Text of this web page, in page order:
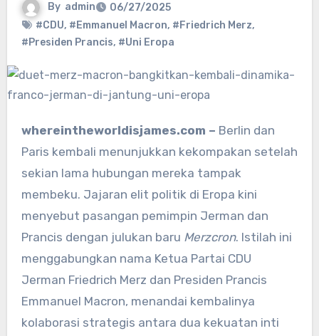
By admin
06/27/2025
#CDU, #Emmanuel Macron, #Friedrich Merz,
#Presiden Prancis, #Uni Eropa
whereintheworldisjames.com – Berlin dan
Paris kembali menunjukkan kekompakan setelah
sekian lama hubungan mereka tampak
membeku. Jajaran elit politik di Eropa kini
menyebut pasangan pemimpin Jerman dan
Prancis dengan julukan baru Merzcron. Istilah ini
menggabungkan nama Ketua Partai CDU
Jerman Friedrich Merz dan Presiden Prancis
Emmanuel Macron, menandai kembalinya
kolaborasi strategis antara dua kekuatan inti